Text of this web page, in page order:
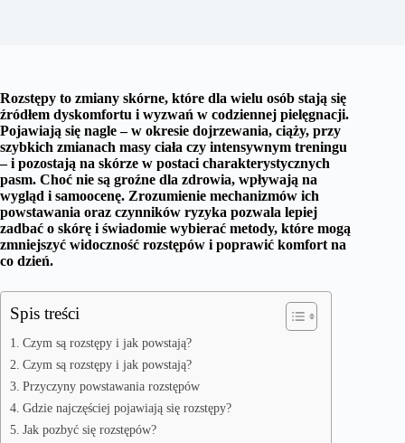
Rozstępy to zmiany skórne, które dla wielu osób stają się
źródłem dyskomfortu i wyzwań w codziennej pielęgnacji.
Pojawiają się nagle – w okresie dojrzewania, ciąży, przy
szybkich zmianach masy ciała czy intensywnym treningu
– i pozostają na skórze w postaci charakterystycznych
pasm. Choć nie są groźne dla zdrowia, wpływają na
wygląd i samoocenę. Zrozumienie mechanizmów ich
powstawania oraz czynników ryzyka pozwala lepiej
zadbać o skórę i świadomie wybierać metody, które mogą
zmniejszyć widoczność rozstępów i poprawić komfort na
co dzień.
Spis treści
Czym są rozstępy i jak powstają?
Czym są rozstępy i jak powstają?
Przyczyny powstawania rozstępów
Gdzie najczęściej pojawiają się rozstępy?
Jak pozbyć się rozstępów?